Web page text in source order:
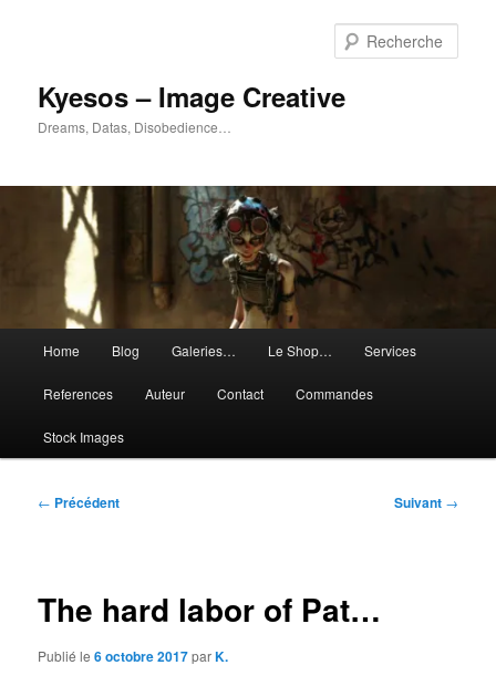
Kyesos – Image Creative
Dreams, Datas, Disobedience…
principal
Home Blog Galeries… Le Shop… Services
References Auteur Contact Commandes
Stock Images
Navigation
← Précédent Suivant →
The hard labor of Pat…
Publié le6 octobre 2017parK.